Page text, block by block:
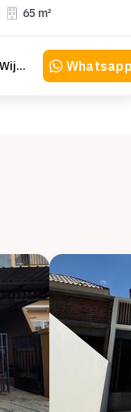
65 m²
Yeanny Wijaya Whatsapp